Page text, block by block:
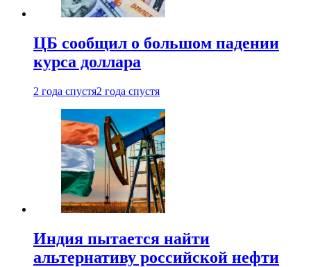
ЦБ сообщил о большом падении
курса доллара
2 года спустя2 года спустя
Индия пытается найти
альтернативу российской нефти